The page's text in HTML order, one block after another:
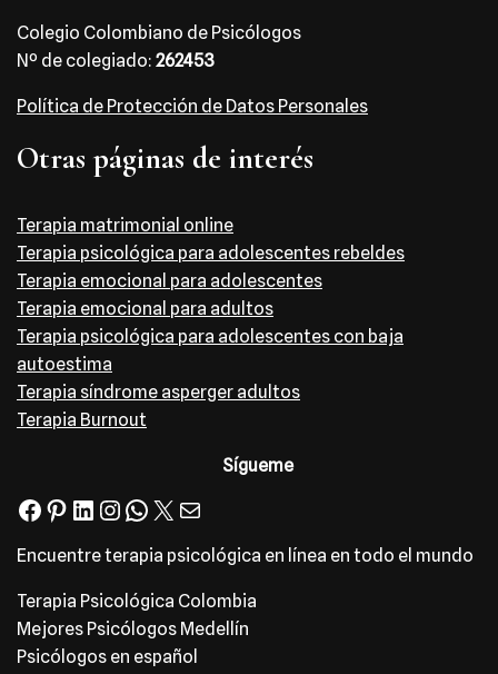
Colegio Colombiano de Psicólogos
Nº de colegiado: 262453
Política de Protección de Datos Personales
Otras páginas de interés
Terapia matrimonial online
Terapia psicológica para adolescentes rebeldes
Terapia emocional para adolescentes
Terapia emocional para adultos
Terapia psicológica para adolescentes con baja
autoestima
Terapia síndrome asperger adultos
Terapia Burnout
Sígueme
Encuentre terapia psicológica en línea en todo el mundo
Terapia Psicológica Colombia
Mejores Psicólogos Medellín
Psicólogos en español